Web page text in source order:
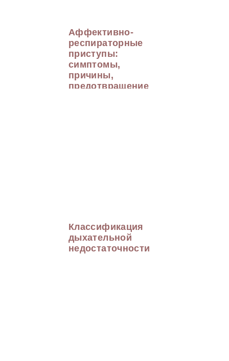
Аффективно-
респираторные
приступы:
симптомы,
причины,
предотвращение
Классификация
дыхательной
недостаточности